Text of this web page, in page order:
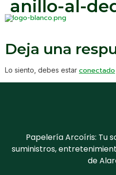
anillo-al-
Deja una
Lo siento, debes estar conectado
Papelería Arcoíris: Tu
suministros,
de